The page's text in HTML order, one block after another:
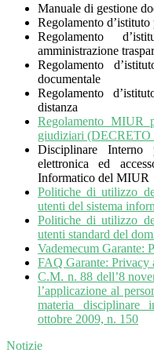
Manuale di gestione
Regolamento
Regolamento
amministrazione
Regolamento
documentale
Regolamento
distanza
Regolamento MIUR
giudiziari (DECRETO
Disciplinare
elettronica ed
Informatico del MIUR
Politiche di utilizzo
utenti del sistema
Politiche di utilizzo
utenti standard del
Vademecum Garante:
FAQ Garante: Privacy
C.M. n. 88 dell’8
l’applicazione al
materia disciplinare
ottobre 2009, n. 150
Notizie